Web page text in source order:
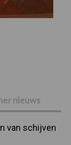
nieuws
van schijven